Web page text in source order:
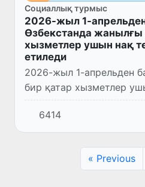
Социаллық турмыс
2026-жыл 1-
Өзбекстанда
хызметлер ушын нақ
етиледи
2026-жыл 1-апрельден
бир қатар хызметлер
мәжбүрий нақ пулсыз
Электр энергиясы,
суўы, сондай-ақ, жаны...
6414
« Previous